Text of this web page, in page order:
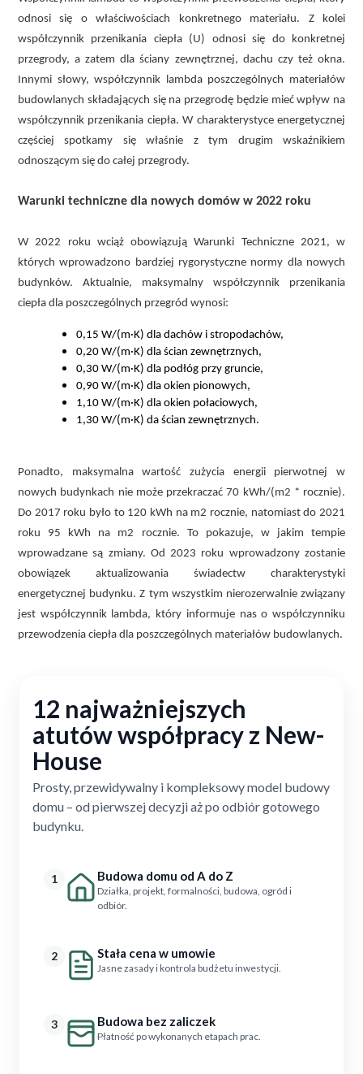
odnosi się o właściwościach konkretnego materiału. Z kolei
współczynnik przenikania ciepła (U) odnosi się do konkretnej
przegrody, a zatem dla ściany zewnętrznej, dachu czy też okna.
Innymi słowy, współczynnik lambda poszczególnych materiałów
budowlanych składających się na przegrodę będzie mieć wpływ na
współczynnik przenikania ciepła. W charakterystyce energetycznej
częściej spotkamy się właśnie z tym drugim wskaźnikiem
odnoszącym się do całej przegrody.
Warunki techniczne dla nowych domów w 2022 roku
W 2022 roku wciąż obowiązują Warunki Techniczne 2021, w
których wprowadzono bardziej rygorystyczne normy dla nowych
budynków. Aktualnie, maksymalny współczynnik przenikania
ciepła dla poszczególnych przegród wynosi:
0,15 W/(m·K) dla dachów i stropodachów,
0,20 W/(m·K) dla ścian zewnętrznych,
0,30 W/(m·K) dla podłóg przy gruncie,
0,90 W/(m·K) dla okien pionowych,
1,10 W/(m·K) dla okien połaciowych,
1,30 W/(m·K) da ścian zewnętrznych.
Ponadto, maksymalna wartość zużycia energii pierwotnej w
nowych budynkach nie może przekraczać 70 kWh/(m2 * rocznie).
Do 2017 roku było to 120 kWh na m2 rocznie, natomiast do 2021
roku 95 kWh na m2 rocznie. To pokazuje, w jakim tempie
wprowadzane są zmiany. Od 2023 roku wprowadzony zostanie
obowiązek aktualizowania świadectw charakterystyki
energetycznej budynku. Z tym wszystkim nierozerwalnie związany
jest współczynnik lambda, który informuje nas o współczynniku
przewodzenia ciepła dla poszczególnych materiałów budowlanych.
12 najważniejszych
atutów współpracy z New-
House
Prosty, przewidywalny i kompleksowy model budowy
domu – od pierwszej decyzji aż po odbiór gotowego
budynku.
1 Budowa domu od A do Z
Działka, projekt, formalności, budowa, ogród i
odbiór.
2 Stała cena w umowie
Jasne zasady i kontrola budżetu inwestycji.
3 Budowa bez zaliczek
Płatność po wykonanych etapach prac.